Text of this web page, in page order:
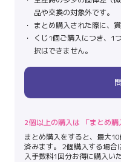
品や交換の対象外です。
まとめ購入された際に、
くじ1個ご購入につき、1
択はできません。
2個以上の購入は 「まとめ
まとめ購入をすると、最大
済みます。 2個購入する場
入手数料1回分お得に購入い